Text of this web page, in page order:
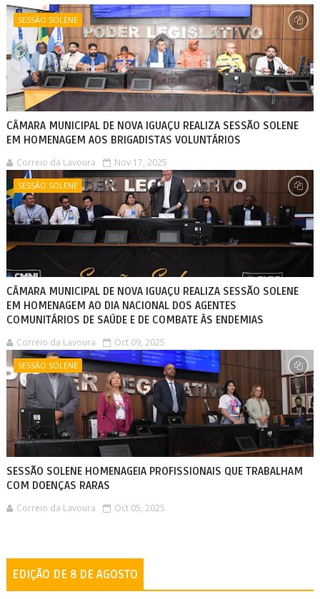
SESSÃO SOLENE
CÂMARA MUNICIPAL DE NOVA IGUAÇU REALIZA SESSÃO SOLENE
EM HOMENAGEM AOS BRIGADISTAS VOLUNTÁRIOS
Correio da Lavoura Nov 17, 2025
SESSÃO SOLENE
CÂMARA MUNICIPAL DE NOVA IGUAÇU REALIZA SESSÃO SOLENE
EM HOMENAGEM AO DIA NACIONAL DOS AGENTES
COMUNITÁRIOS DE SAÚDE E DE COMBATE ÀS ENDEMIAS
Correio da Lavoura Oct 09, 2025
SESSÃO SOLENE
SESSÃO SOLENE HOMENAGEIA PROFISSIONAIS QUE TRABALHAM
COM DOENÇAS RARAS
Correio da Lavoura Oct 05, 2025
EDIÇÃO DE 8 DE AGOSTO